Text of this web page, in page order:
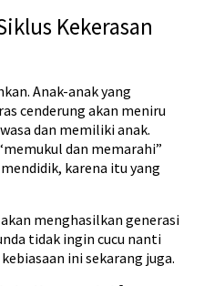
Kekerasan
Anak-anak yang
cenderung akan meniru
dan memiliki anak.
dan memarahi”
karena itu yang
menghasilkan generasi
tidak ingin cucu nanti
ini sekarang juga.